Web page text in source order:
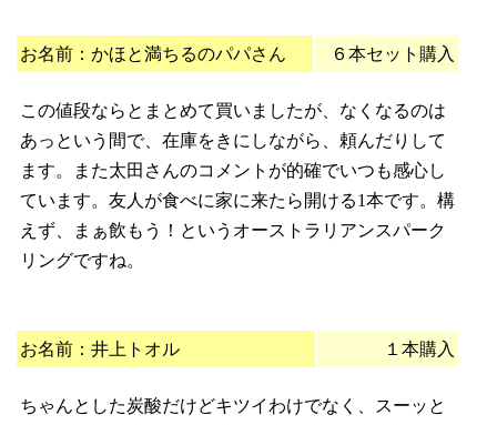
お名前：かほと満ちるのパパさん ６本セット購入
この値段ならとまとめて買いましたが、なくなるのは
あっという間で、在庫をきにしながら、頼んだりして
ます。また太田さんのコメントが的確でいつも感心し
ています。友人が食べに家に来たら開ける1本です。構
えず、まぁ飲もう！というオーストラリアンスパーク
リングですね。
お名前：井上トオル １本購入
ちゃんとした炭酸だけどキツイわけでなく、スーッと